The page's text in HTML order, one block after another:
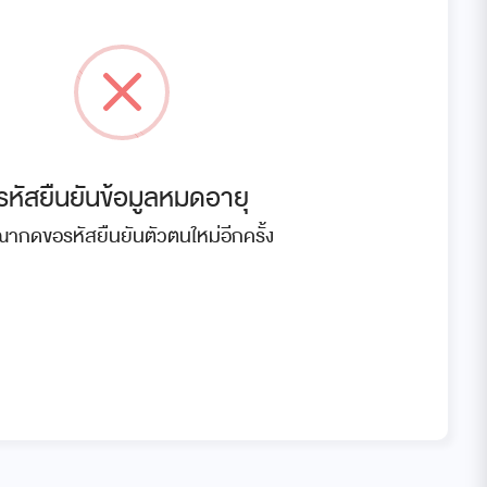
หัสยืนยันข้อมูลหมดอายุ
กดขอรหัสยืนยันตัวตนใหม่อีกครั้ง